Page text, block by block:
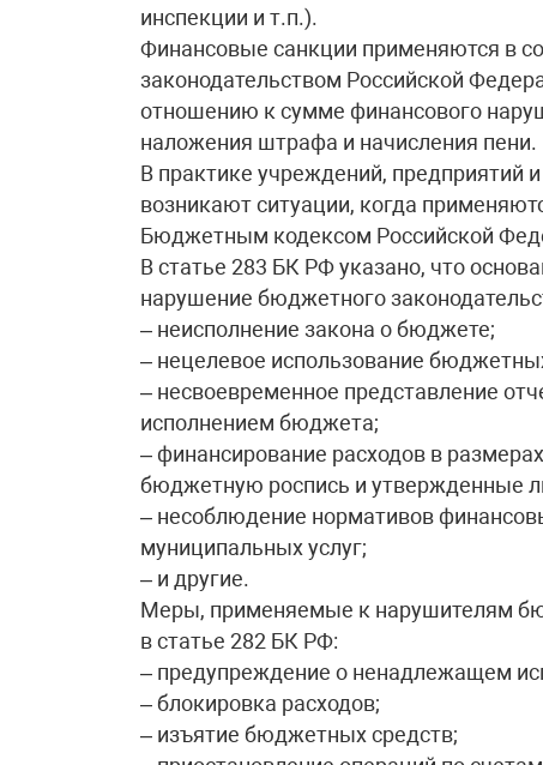
инспекции и т.п.).
Финансовые санкции применяются в
законодательством Российской
отношению к сумме финансового
наложения штрафа и начисления пени.
В практике учреждений, предприятий
возникают ситуации, когда
Бюджетным кодексом Российской
В статье 283 БК РФ указано, что
нарушение бюджетного
– неисполнение закона о бюджете;
– нецелевое использование
– несвоевременное представление
исполнением бюджета;
– финансирование расходов в
бюджетную роспись и утвержденные
– несоблюдение нормативов
муниципальных услуг;
– и другие.
Меры, применяемые к нарушителям
в статье 282 БК РФ:
– предупреждение о ненадлежащем
– блокировка расходов;
– изъятие бюджетных средств;